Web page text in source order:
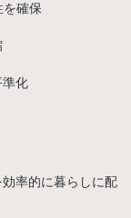
確保
準化
率的に暮らしに配